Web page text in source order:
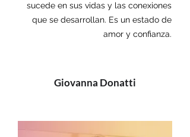
sucede en sus vidas y las conexiones
que se desarrollan. Es un estado de
amor y confianza.
Giovanna Donatti